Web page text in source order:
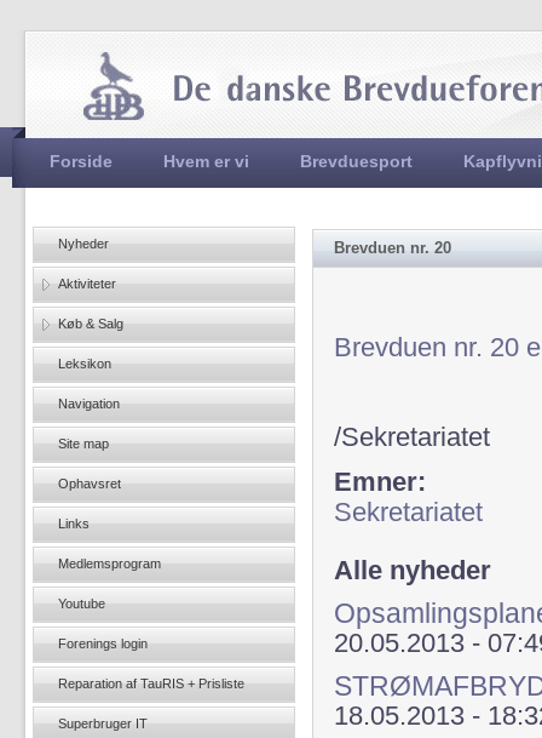
Hovedmenu
Forside Hvem er vi Brevduesport
Brevduen nr. 20
Brevduen nr. 20
/Sekretariatet
Emner:
Sekretariatet
Alle nyheder
20.05.2013 -
18.05.2013 -
Nyheder
Aktiviteter
Køb & Salg
Leksikon
Navigation
Site map
Ophavsret
Links
Medlemsprogram
Youtube
Forenings login
Reparation af TauRIS + Prisliste
Superbruger IT